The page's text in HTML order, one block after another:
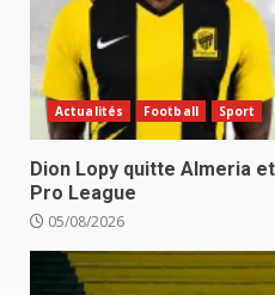
Actualités Football Sport
Dion Lopy quitte Almeria
Pro League
05/08/2026